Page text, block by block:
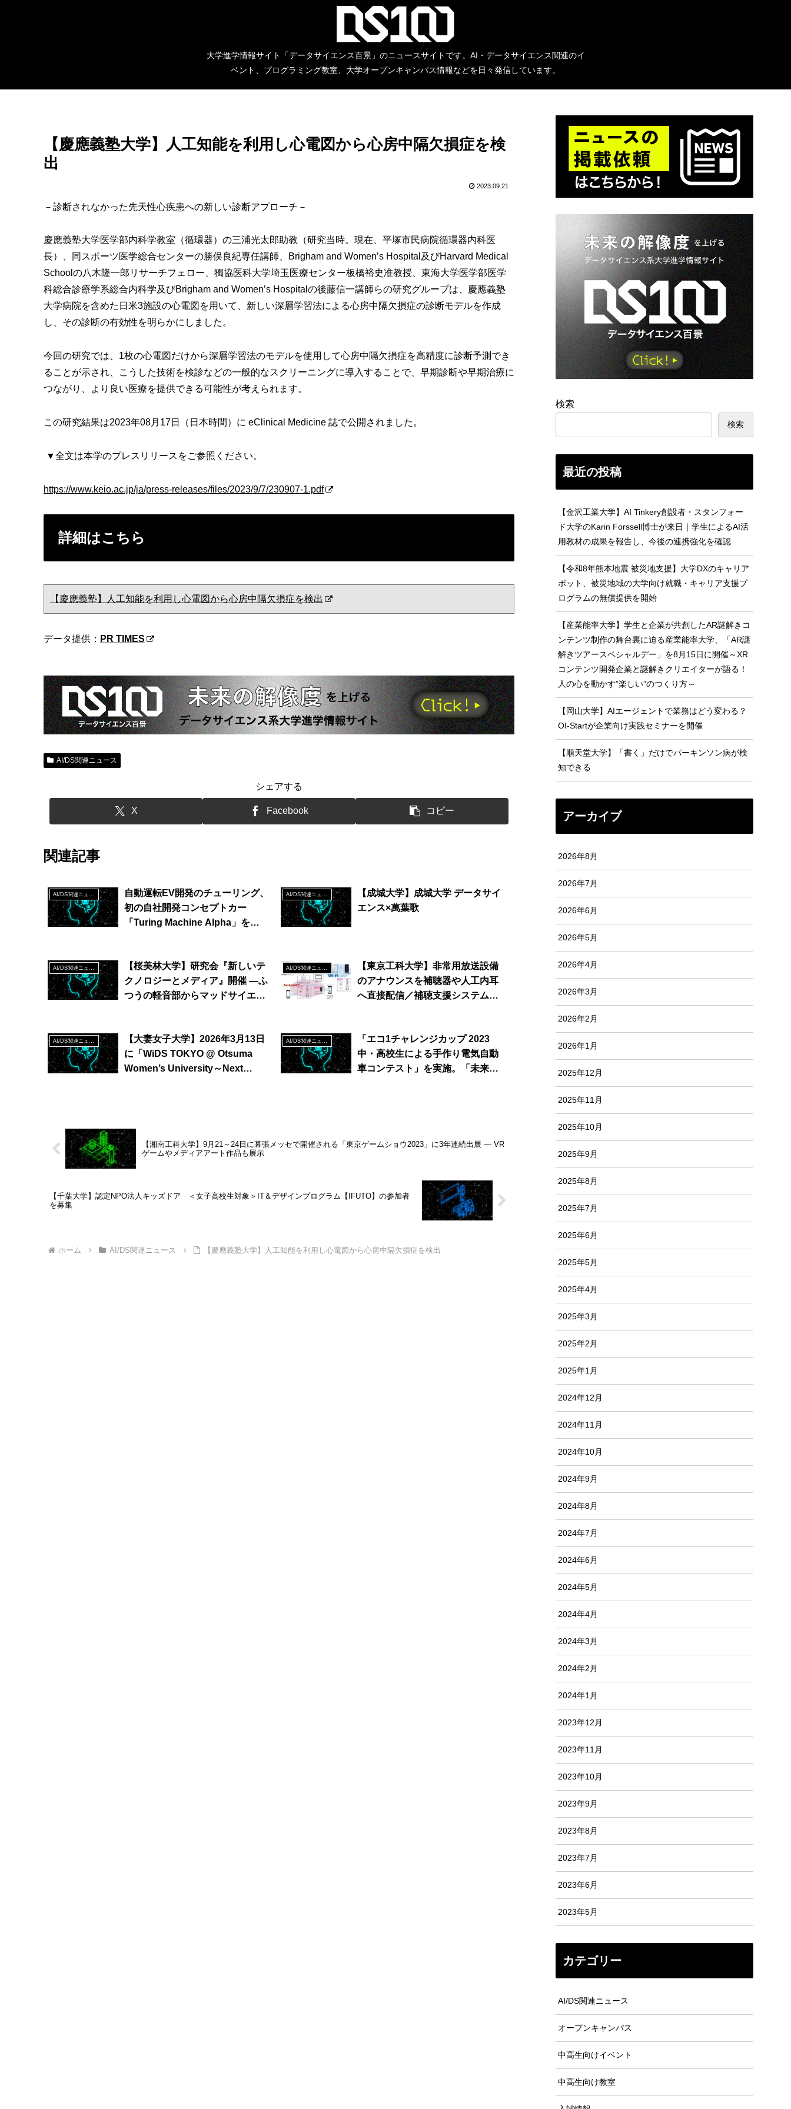
大学進学情報サイト「データサイエンス百景」のニュースサイトです。AI・データサイエンス関連のイ
ベント、プログラミング教室、大学オープンキャンパス情報などを日々発信しています。
【慶應義塾大学】人工知能を利用し心電図から心房中隔欠損症を検
出
2023.09.21
－診断されなかった先天性心疾患への新しい診断アプローチ－
慶應義塾大学医学部内科学教室（循環器）の三浦光太郎助教（研究当時。現在、平塚市民病院循環器内科医
長）、同スポーツ医学総合センターの勝俣良紀専任講師、Brigham and Women’s Hospital及びHarvard Medical
Schoolの八木隆一郎リサーチフェロー、獨協医科大学埼玉医療センター板橋裕史准教授、東海大学医学部医学
科総合診療学系総合内科学及びBrigham and Women’s Hospitalの後藤信一講師らの研究グループは、慶應義塾
大学病院を含めた日米3施設の心電図を用いて、新しい深層学習法による心房中隔欠損症の診断モデルを作成
し、その診断の有効性を明らかにしました。
今回の研究では、1枚の心電図だけから深層学習法のモデルを使用して心房中隔欠損症を高精度に診断予測でき
ることが示され、こうした技術を検診などの一般的なスクリーニングに導入することで、早期診断や早期治療に
つながり、より良い医療を提供できる可能性が考えられます。
この研究結果は2023年08月17日（日本時間）に eClinical Medicine 誌で公開されました。
▼全文は本学のプレスリリースをご参照ください。
https://www.keio.ac.jp/ja/press-releases/files/2023/9/7/230907-1.pdf
詳細はこちら
【慶應義塾】人工知能を利用し心電図から心房中隔欠損症を検出
データ提供： PR TIMES
AI/DS関連ニュース
シェアする
X Facebook コピー
関連記事
AI/DS関連ニュース
自動運転EV開発のチューリング、
初の自社開発コンセプトカー
「Turing Machine Alpha」を
AI/DS関連ニュース
【成城大学】成城大学 データサイ
エンス×萬葉歌
【桜美林大学】研究会『新しいテ
クノロジーとメディア』開催 ―ふ
つうの軽音部からマッドサイエン
【東京工科大学】非常用放送設備
のアナウンスを補聴器や人工内耳
へ直接配信／補聴支援システム実
【大妻女子大学】2026年3月13日
に「WiDS TOKYO @ Otsuma
Women’s University～Next
も実施
「エコ1チャレンジカップ 2023
中・高校生による手作り電気自動
車コンテスト」を実施。「未来へ
【湘南工科大学】9月21～24日に幕張メッセで開催される「東京ゲームショウ2023」に3年連続出展 — VR
ゲームやメディアアート作品も展示
【千葉大学】認定NPO法人キッズドア ＜女子高校生対象＞IT＆デザインプログラム【IFUTO】の参加者
を募集
ホーム AI/DS関連ニュース 【慶應義塾大学】人工知能を利用し心電図から心房中隔欠損症を検出
検索
検索
最近の投稿
【金沢工業大学】AI Tinkery創設者・スタンフォー
ド大学のKarin Forssell博士が来日｜学生によるAI活
用教材の成果を報告し、今後の連携強化を確認
【令和8年熊本地震 被災地支援】大学DXのキャリア
ボット、被災地域の大学向け就職・キャリア支援プ
ログラムの無償提供を開始
【産業能率大学】学生と企業が共創したAR謎解きコ
ンテンツ制作の舞台裏に迫る産業能率大学、「AR謎
解きツアースペシャルデー」を8月15日に開催～XR
コンテンツ開発企業と謎解きクリエイターが語る！
人の心を動かす”楽しい”のつくり方～
【岡山大学】AIエージェントで業務はどう変わる？
OI-Startが企業向け実践セミナーを開催
【順天堂大学】「書く」だけでパーキンソン病が検
知できる
アーカイブ
2026年8月
2026年7月
2026年6月
2026年5月
2026年4月
2026年3月
2026年2月
2026年1月
2025年12月
2025年11月
2025年10月
2025年9月
2025年8月
2025年7月
2025年6月
2025年5月
2025年4月
2025年3月
2025年2月
2025年1月
2024年12月
2024年11月
2024年10月
2024年9月
2024年8月
2024年7月
2024年6月
2024年5月
2024年4月
2024年3月
2024年2月
2024年1月
2023年12月
2023年11月
2023年10月
2023年9月
2023年8月
2023年7月
2023年6月
2023年5月
カテゴリー
AI/DS関連ニュース
オープンキャンパス
中高生向けイベント
中高生向け教室